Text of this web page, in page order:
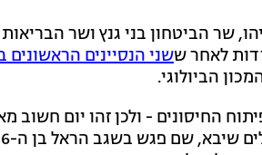
שר הביטחון בני גנץ ושר
לאחר ששני הנסיינים
הביולוגי.
החיסונים - ולכן זהו יום חשוב